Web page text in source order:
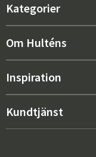
Kategorier
Nytt hos oss
Inredning
Utemöbler
Om Hulténs
Om Hulténs
Säljavdelning
Inspiration
Bästsäljare
Trendspaning:
Kundtjänst